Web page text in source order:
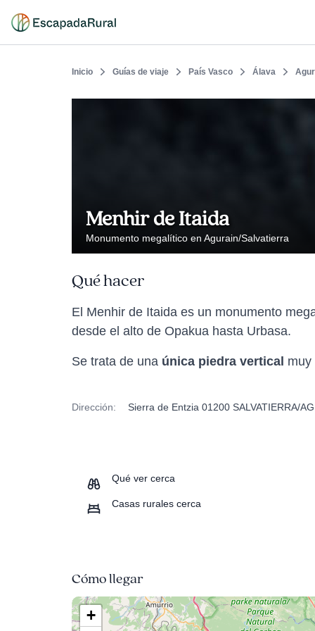
Inicio Guías de viaje País Vasco Álava
Menhir de Itaida
Monumento megalítico en Agurain/Salvatierra
Qué hacer
El Menhir de Itaida es un monumento
desde el alto de Opakua hasta Urbasa.
Se trata de una única piedra vertical muy
Dirección: Sierra de Entzia 01200 SALVATIERRA/
Qué ver cerca
Casas rurales cerca
Cómo llegar
+